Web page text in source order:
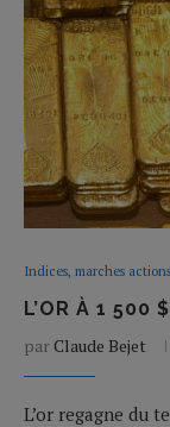
Indices, marches
L’OR À 1 500
parClaude Bejet
L’or regagne du